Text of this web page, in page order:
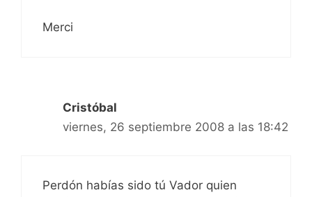
Merci
Cristóbal
viernes, 26 septiembre 2008 a las 18:42
Perdón habías sido tú Vador quien